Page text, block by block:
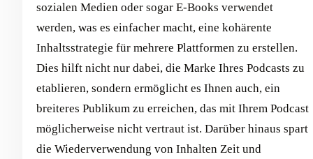
sozialen Medien oder sogar E-Books verwendet
werden, was es einfacher macht, eine kohärente
Inhaltsstrategie für mehrere Plattformen zu erstellen.
Dies hilft nicht nur dabei, die Marke Ihres Podcasts zu
etablieren, sondern ermöglicht es Ihnen auch, ein
breiteres Publikum zu erreichen, das mit Ihrem Podcast
möglicherweise nicht vertraut ist. Darüber hinaus spart
die Wiederverwendung von Inhalten Zeit und